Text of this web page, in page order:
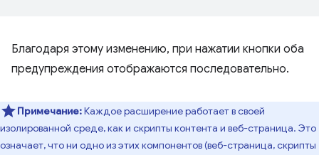
Благодаря этому изменению, при нажатии кнопки оба
предупреждения отображаются последовательно.
Примечание:Каждое расширение работает в своей
изолированной среде, как и скрипты контента и веб-страница. Это
означает, что ни одно из этих компонентов (веб-страница, скрипты